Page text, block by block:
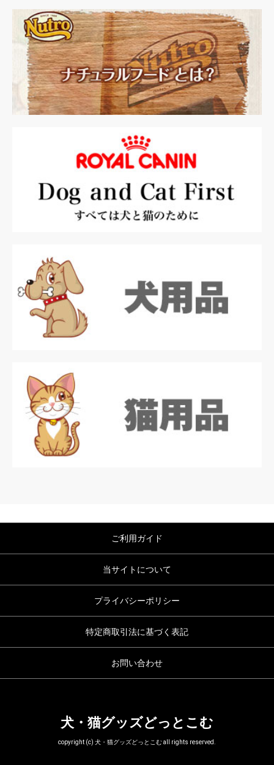
ご利用ガイド
当サイトについて
プライバシーポリシー
特定商取引法に基づく表記
お問い合わせ
犬・猫グッズどっとこむ
copyright (c) 犬・猫グッズどっとこむ all rights reserved.